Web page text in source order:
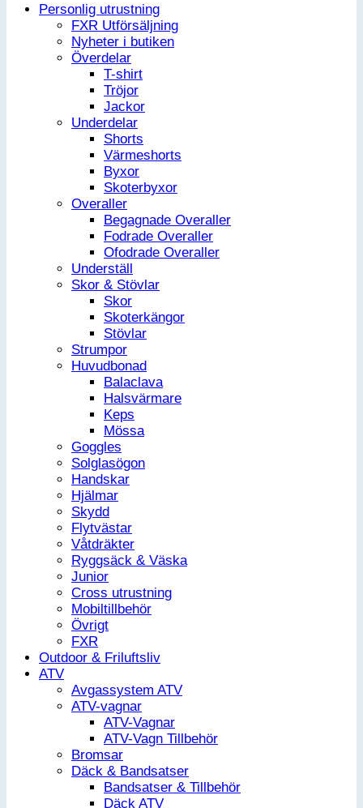
Personlig utrustning
FXR Utförsäljning
Nyheter i butiken
Överdelar
T-shirt
Tröjor
Jackor
Underdelar
Shorts
Värmeshorts
Byxor
Skoterbyxor
Overaller
Begagnade Overaller
Fodrade Overaller
Ofodrade Overaller
Underställ
Skor & Stövlar
Skor
Skoterkängor
Stövlar
Strumpor
Huvudbonad
Balaclava
Halsvärmare
Keps
Mössa
Goggles
Solglasögon
Handskar
Hjälmar
Skydd
Flytvästar
Våtdräkter
Ryggsäck & Väska
Junior
Cross utrustning
Mobiltillbehör
Övrigt
FXR
Outdoor & Friluftsliv
ATV
Avgassystem ATV
ATV-vagnar
ATV-Vagnar
ATV-Vagn Tillbehör
Bromsar
Däck & Bandsatser
Bandsatser & Tillbehör
Däck ATV